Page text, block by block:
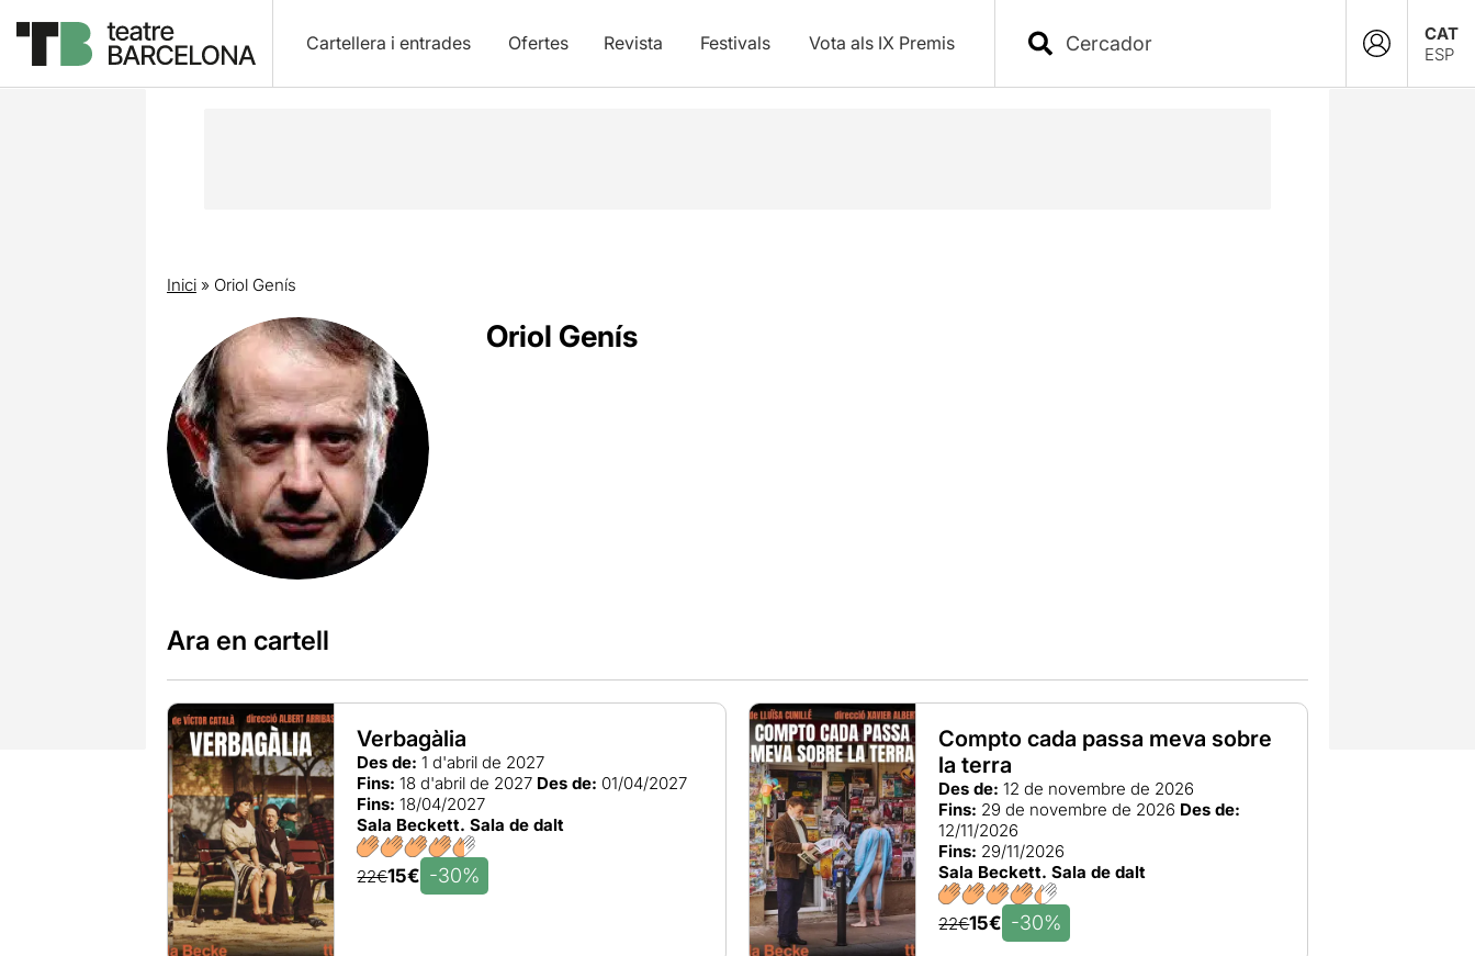
Cartellera i entrades Ofertes Revista Festivals Vota als IX Premis
CAT
ESP
Inici» Oriol Genís
Oriol Genís
Ara en cartell
Verbagàlia
Des de: 1 d'abril de 2027
Fins: 18 d'abril de 2027 Des de: 01/04/2027
Fins: 18/04/2027
Sala Beckett. Sala de dalt
22€15€ -30%
Compto cada passa meva sobre
la terra
Des de: 12 de novembre de 2026
Fins: 29 de novembre de 2026 Des de:
12/11/2026
Fins: 29/11/2026
Sala Beckett. Sala de dalt
22€15€ -30%